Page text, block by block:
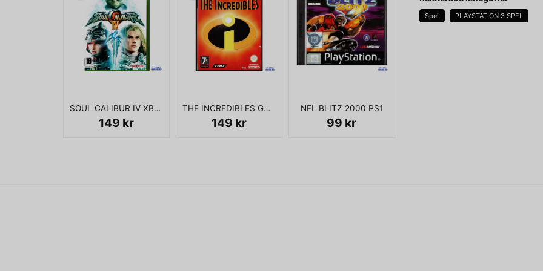
SOUL CALIBUR IV XBOX 360
149 kr
THE INCREDIBLES GAMECUBE
149 kr
NFL BLITZ 2000 PS1
99 kr
Spelen och styrdonen utges
nedlagd.
Spel PLAYSTATION 3 SPEL